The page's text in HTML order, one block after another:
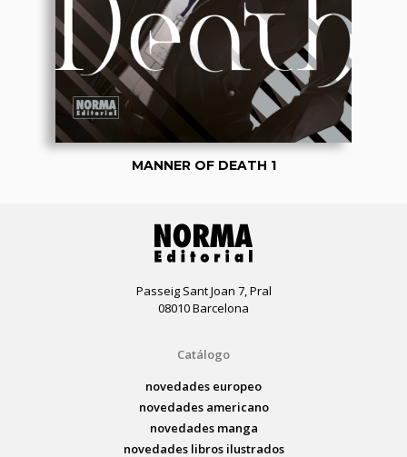
MANNER OF DEATH 1
Passeig Sant Joan 7, Pral
08010 Barcelona
Catálogo
novedades europeo
novedades americano
novedades manga
novedades libros ilustrados